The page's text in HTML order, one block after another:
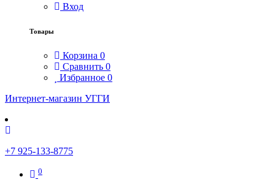
Вход
Товары
Корзина 0
Сравнить 0
Избранное 0
Интернет-магазин УГГИ
+7 925-133-8775
0